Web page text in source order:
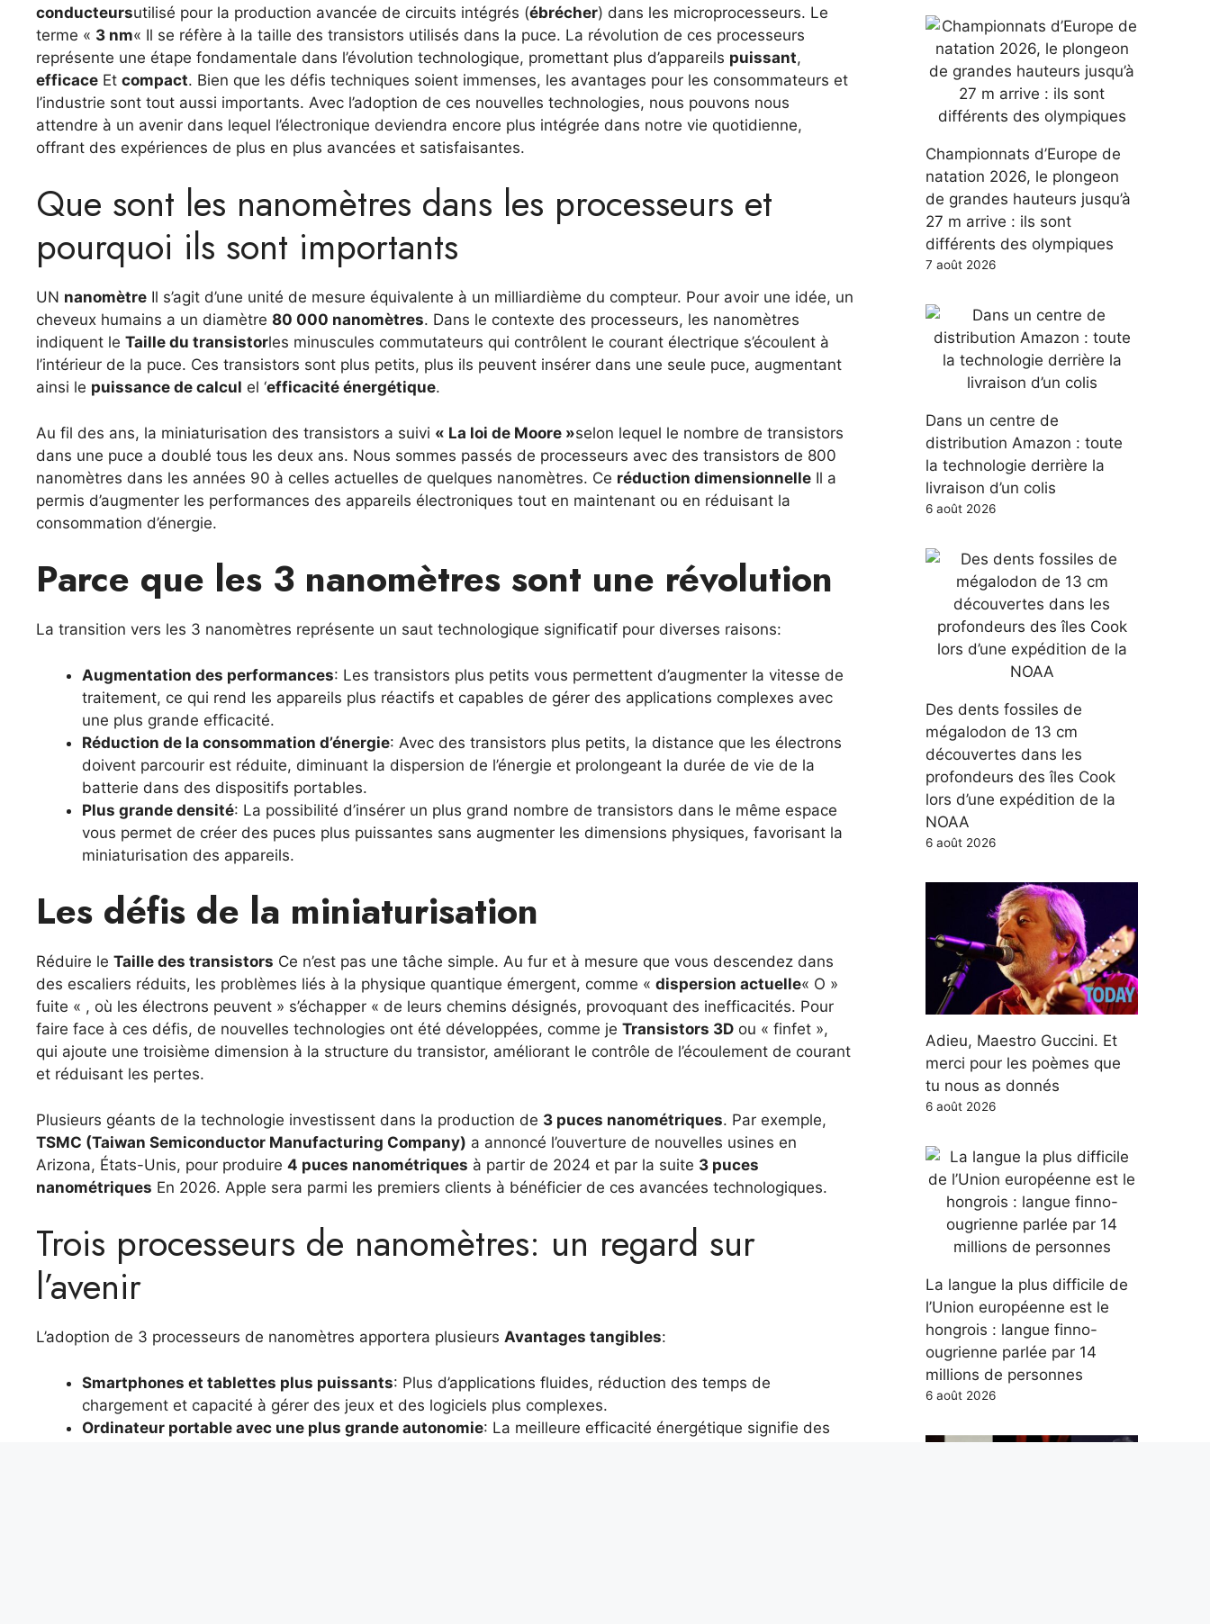
conducteursutilisé pour la production avancée de circuits intégrés (ébrécher) dans les microprocesseurs. Le
terme « 3 nm« Il se réfère à la taille des transistors utilisés dans la puce. La révolution de ces processeurs
représente une étape fondamentale dans l’évolution technologique, promettant plus d’appareils puissant,
efficace Et compact. Bien que les défis techniques soient immenses, les avantages pour les consommateurs et
l’industrie sont tout aussi importants. Avec l’adoption de ces nouvelles technologies, nous pouvons nous
attendre à un avenir dans lequel l’électronique deviendra encore plus intégrée dans notre vie quotidienne,
offrant des expériences de plus en plus avancées et satisfaisantes.
Que sont les nanomètres dans les processeurs et
pourquoi ils sont importants
UN nanomètre Il s’agit d’une unité de mesure équivalente à un milliardième du compteur. Pour avoir une idée, un
cheveux humains a un diamètre 80 000 nanomètres. Dans le contexte des processeurs, les nanomètres
indiquent le Taille du transistorles minuscules commutateurs qui contrôlent le courant électrique s’écoulent à
l’intérieur de la puce. Ces transistors sont plus petits, plus ils peuvent insérer dans une seule puce, augmentant
ainsi le puissance de calcul el ‘efficacité énergétique.
Au fil des ans, la miniaturisation des transistors a suivi « La loi de Moore »selon lequel le nombre de transistors
dans une puce a doublé tous les deux ans. Nous sommes passés de processeurs avec des transistors de 800
nanomètres dans les années 90 à celles actuelles de quelques nanomètres. Ce réduction dimensionnelle Il a
permis d’augmenter les performances des appareils électroniques tout en maintenant ou en réduisant la
consommation d’énergie.
Parce que les 3 nanomètres sont une révolution
La transition vers les 3 nanomètres représente un saut technologique significatif pour diverses raisons:
Augmentation des performances: Les transistors plus petits vous permettent d’augmenter la vitesse de
traitement, ce qui rend les appareils plus réactifs et capables de gérer des applications complexes avec
une plus grande efficacité.
Réduction de la consommation d’énergie: Avec des transistors plus petits, la distance que les électrons
doivent parcourir est réduite, diminuant la dispersion de l’énergie et prolongeant la durée de vie de la
batterie dans des dispositifs portables.
Plus grande densité: La possibilité d’insérer un plus grand nombre de transistors dans le même espace
vous permet de créer des puces plus puissantes sans augmenter les dimensions physiques, favorisant la
miniaturisation des appareils.
Les défis de la miniaturisation
Réduire le Taille des transistors Ce n’est pas une tâche simple. Au fur et à mesure que vous descendez dans
des escaliers réduits, les problèmes liés à la physique quantique émergent, comme « dispersion actuelle« O »
fuite « , où les électrons peuvent » s’échapper « de leurs chemins désignés, provoquant des inefficacités. Pour
faire face à ces défis, de nouvelles technologies ont été développées, comme je Transistors 3D ou « finfet »,
qui ajoute une troisième dimension à la structure du transistor, améliorant le contrôle de l’écoulement de courant
et réduisant les pertes.
Plusieurs géants de la technologie investissent dans la production de 3 puces nanométriques. Par exemple,
TSMC (Taiwan Semiconductor Manufacturing Company) a annoncé l’ouverture de nouvelles usines en
Arizona, États-Unis, pour produire 4 puces nanométriques à partir de 2024 et par la suite 3 puces
nanométriques En 2026. Apple sera parmi les premiers clients à bénéficier de ces avancées technologiques.
Trois processeurs de nanomètres: un regard sur
l’avenir
L’adoption de 3 processeurs de nanomètres apportera plusieurs Avantages tangibles:
Smartphones et tablettes plus puissants: Plus d’applications fluides, réduction des temps de
chargement et capacité à gérer des jeux et des logiciels plus complexes.
Ordinateur portable avec une plus grande autonomie: La meilleure efficacité énergétique signifie des
Championnats d’Europe de
natation 2026, le plongeon
de grandes hauteurs jusqu’à
27 m arrive : ils sont
différents des olympiques
7 août 2026
Dans un centre de
distribution Amazon : toute
la technologie derrière la
livraison d’un colis
6 août 2026
Des dents fossiles de
mégalodon de 13 cm
découvertes dans les
profondeurs des îles Cook
lors d’une expédition de la
NOAA
6 août 2026
Adieu, Maestro Guccini. Et
merci pour les poèmes que
tu nous as donnés
6 août 2026
La langue la plus difficile de
l’Union européenne est le
hongrois : langue finno-
ougrienne parlée par 14
millions de personnes
6 août 2026